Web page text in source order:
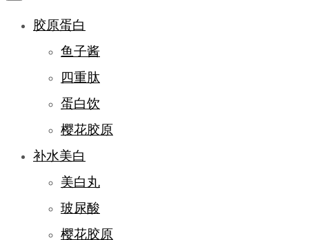
胶原蛋白
鱼子酱
四重肽
蛋白饮
樱花胶原
补水美白
美白丸
玻尿酸
樱花胶原